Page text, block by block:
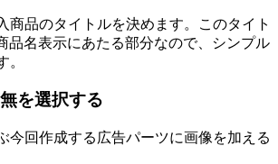
商品のタイトルを決めます。このタイト
品名表示にあたる部分なので、シンプル
。
を選択する
今回作成する広告パーツに画像を加える